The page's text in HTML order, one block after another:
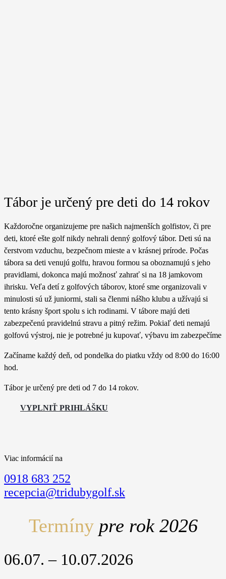
Tábor je určený pre deti do 14 rokov
Každoročne organizujeme pre našich najmenších golfistov, či pre
deti, ktoré ešte golf nikdy nehrali denný golfový tábor. Deti sú na
čerstvom vzduchu, bezpečnom mieste a v krásnej prírode. Počas
tábora sa deti venujú golfu, hravou formou sa oboznamujú s jeho
pravidlami, dokonca majú možnosť zahrať si na 18 jamkovom
ihrisku. Veľa detí z golfových táborov, ktoré sme organizovali v
minulosti sú už juniormi, stali sa členmi nášho klubu a užívajú si
tento krásny šport spolu s ich rodinami. V tábore majú deti
zabezpečenú pravidelnú stravu a pitný režim. Pokiaľ deti nemajú
golfovú výstroj, nie je potrebné ju kupovať, výbavu im zabezpečíme
Začíname každý deň, od pondelka do piatku vždy od 8:00 do 16:00
hod.
Tábor je určený pre deti od 7 do 14 rokov.
VYPLNIŤ PRIHLÁŠKU
Viac informácií na
0918 683 252
recepcia@tridubygolf.sk
Termíny pre rok 2026
06.07. – 10.07.2026